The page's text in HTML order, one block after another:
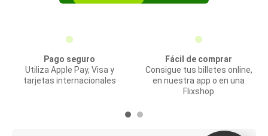
Pago seguro
Utiliza Apple Pay, Visa y
tarjetas internacionales
Fácil de comprar
Consigue tus billetes online,
en nuestra app o en una
Flixshop